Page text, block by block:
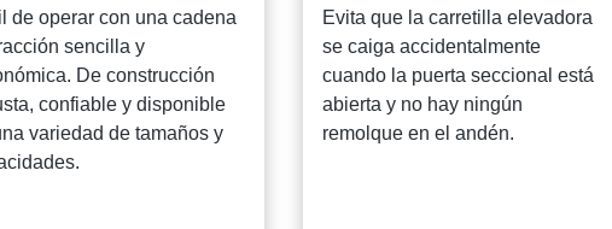
de operar con una cadena
sencilla y
De construcción
confiable y disponible
variedad de tamaños y
Evita que la carretilla elevadora
se caiga accidentalmente
cuando la puerta seccional está
abierta y no hay ningún
remolque en el andén.